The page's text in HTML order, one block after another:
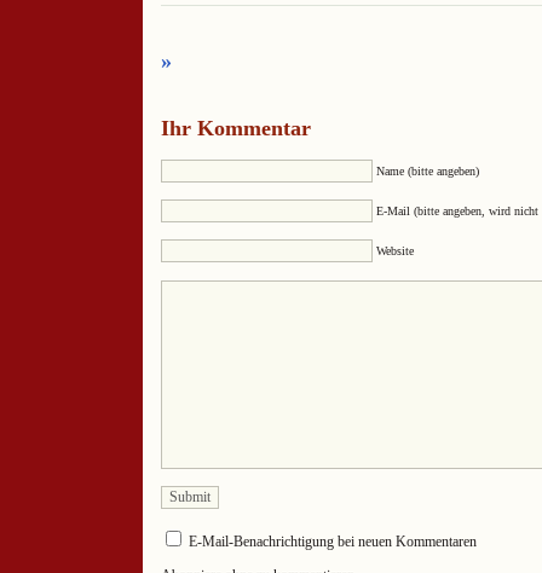
»
Ihr Kommentar
Name (bitte angeben)
E-Mail (bitte angeben, wird nicht
Website
E-Mail-Benachrichtigung bei neuen Kommentaren